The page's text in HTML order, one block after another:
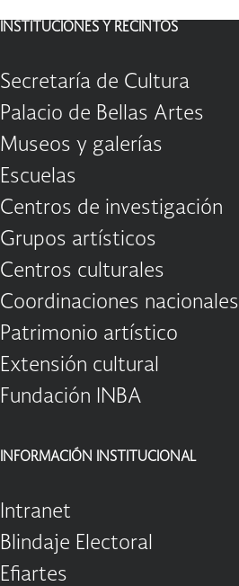
INSTITUCIONES Y RECINTOS
Secretaría de Cultura
Palacio de Bellas Artes
Museos y galerías
Escuelas
Centros de investigación
Grupos artísticos
Centros culturales
Coordinaciones nacionales
Patrimonio artístico
Extensión cultural
Fundación INBA
INFORMACIÓN INSTITUCIONAL
Intranet
Blindaje Electoral
Efiartes